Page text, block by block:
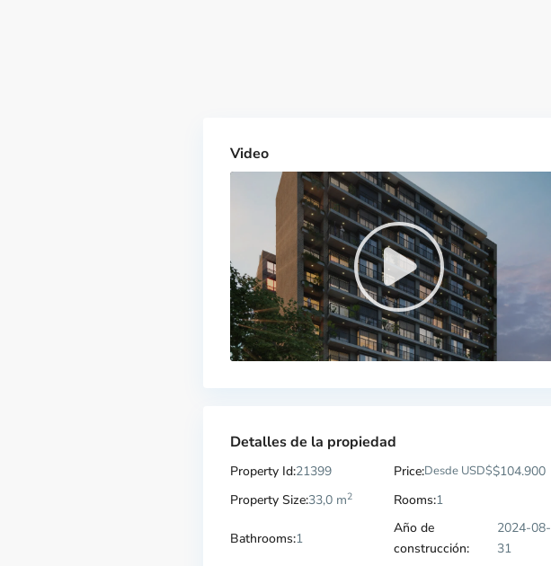
Video
Detalles de la propiedad
Property Id:21399 Price:Desde USD$$104.900
Property Size:33,0 m2 Rooms:1
Bathrooms:1
Año de
construcción:
2024-08-
31